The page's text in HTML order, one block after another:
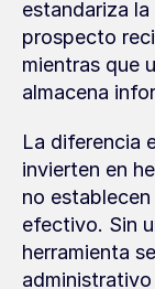
estandariza
prospecto
mientras que
almacena
La diferencia
invierten en
no
efectivo. Sin
herramienta